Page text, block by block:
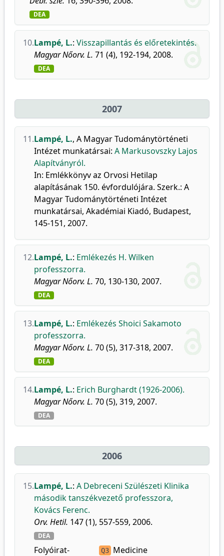
DEA
10.Lampé, L.: Visszapillantás és előretekintés.
Magyar Nőorv. L. 71 (4), 192-194, 2008.
DEA
2007
11.Lampé, L., A Magyar Tudománytörténeti
Intézet munkatársai: A Markusovszky Lajos
Alapítványról.
In: Emlékkönyv az Orvosi Hetilap
alapításának 150. évfordulójára. Szerk.: A
Magyar Tudománytörténeti Intézet
munkatársai, Akadémiai Kiadó, Budapest,
145-151, 2007.
12.Lampé, L.: Emlékezés H. Wilken
professzorra.
Magyar Nőorv. L. 70, 130-130, 2007.
DEA
13.Lampé, L.: Emlékezés Shoici Sakamoto
professzorra.
Magyar Nőorv. L. 70 (5), 317-318, 2007.
DEA
14.Lampé, L.: Erich Burghardt (1926-2006).
Magyar Nőorv. L. 70 (5), 319, 2007.
DEA
2006
15.Lampé, L.: A Debreceni Szülészeti Klinika
második tanszékvezető professzora,
Kovács Ferenc.
Orv. Hetil. 147 (1), 557-559, 2006.
DEA
Folyóirat-
Q3 Medicine